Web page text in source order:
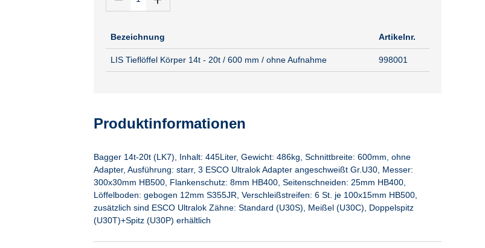
Bezeichnung Artikelnr.
LIS Tieflöffel Körper 14t - 20t / 600 mm / ohne Aufnahme 998001
Produktinformationen
Bagger 14t-20t (LK7), Inhalt: 445Liter, Gewicht: 486kg, Schnittbreite: 600mm, ohne
Adapter, Ausführung: starr, 3 ESCO Ultralok Adapter angeschweißt Gr.U30, Messer:
300x30mm HB500, Flankenschutz: 8mm HB400, Seitenschneiden: 25mm HB400,
Löffelboden: gebogen 12mm S355JR, Verschleißstreifen: 6 St. je 100x15mm HB500,
zusätzlich sind ESCO Ultralok Zähne: Standard (U30S), Meißel (U30C), Doppelspitz
(U30T)+Spitz (U30P) erhältlich